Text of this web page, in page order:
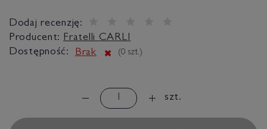
Dodaj recenzję:
Producent: Fratelli CARLI
Dostępność:
Brak (0 szt.)
szt.